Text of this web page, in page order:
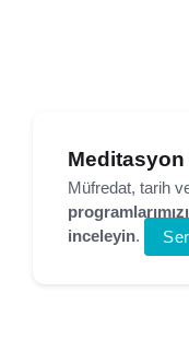
Meditasyon
Müfredat, tarih
programlarımızı
inceleyin.